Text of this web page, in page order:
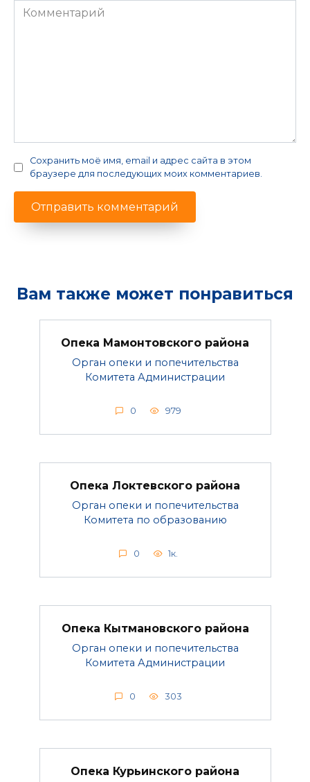
Комментарий
Сохранить моё имя, email и адрес сайта в этом
браузере для последующих моих комментариев.
Вам также может понравиться
Опека Мамонтовского района
Орган опеки и попечительства
Комитета Администрации
0 979
Опека Локтевского района
Орган опеки и попечительства
Комитета по образованию
0 1к.
Опека Кытмановского района
Орган опеки и попечительства
Комитета Администрации
0 303
Опека Курьинского района